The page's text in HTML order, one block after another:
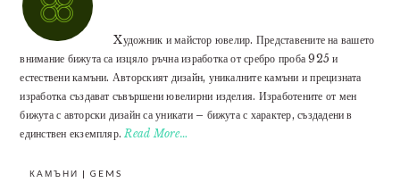
Xудожник и майстор ювелир. Представените на вашето
внимание бижута са изцяло ръчна изработка от сребро проба 925 и
естествени камъни. Авторският дизайн, уникалните камъни и прецизната
изработка създават съвършени ювелирни изделия. Изработените от мен
бижута с авторски дизайн са уникати – бижута с характер, създадени в
единствен екземпляр. Read More…
КАМЪНИ | GEMS